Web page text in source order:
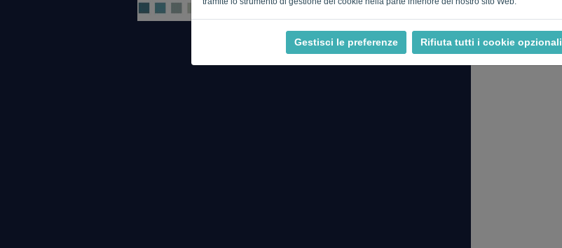
Gestisci le preferenze Rifiuta tutti i cookie opzionali